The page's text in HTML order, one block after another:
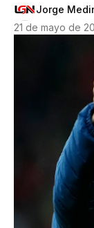
Jorge
21 de mayo de